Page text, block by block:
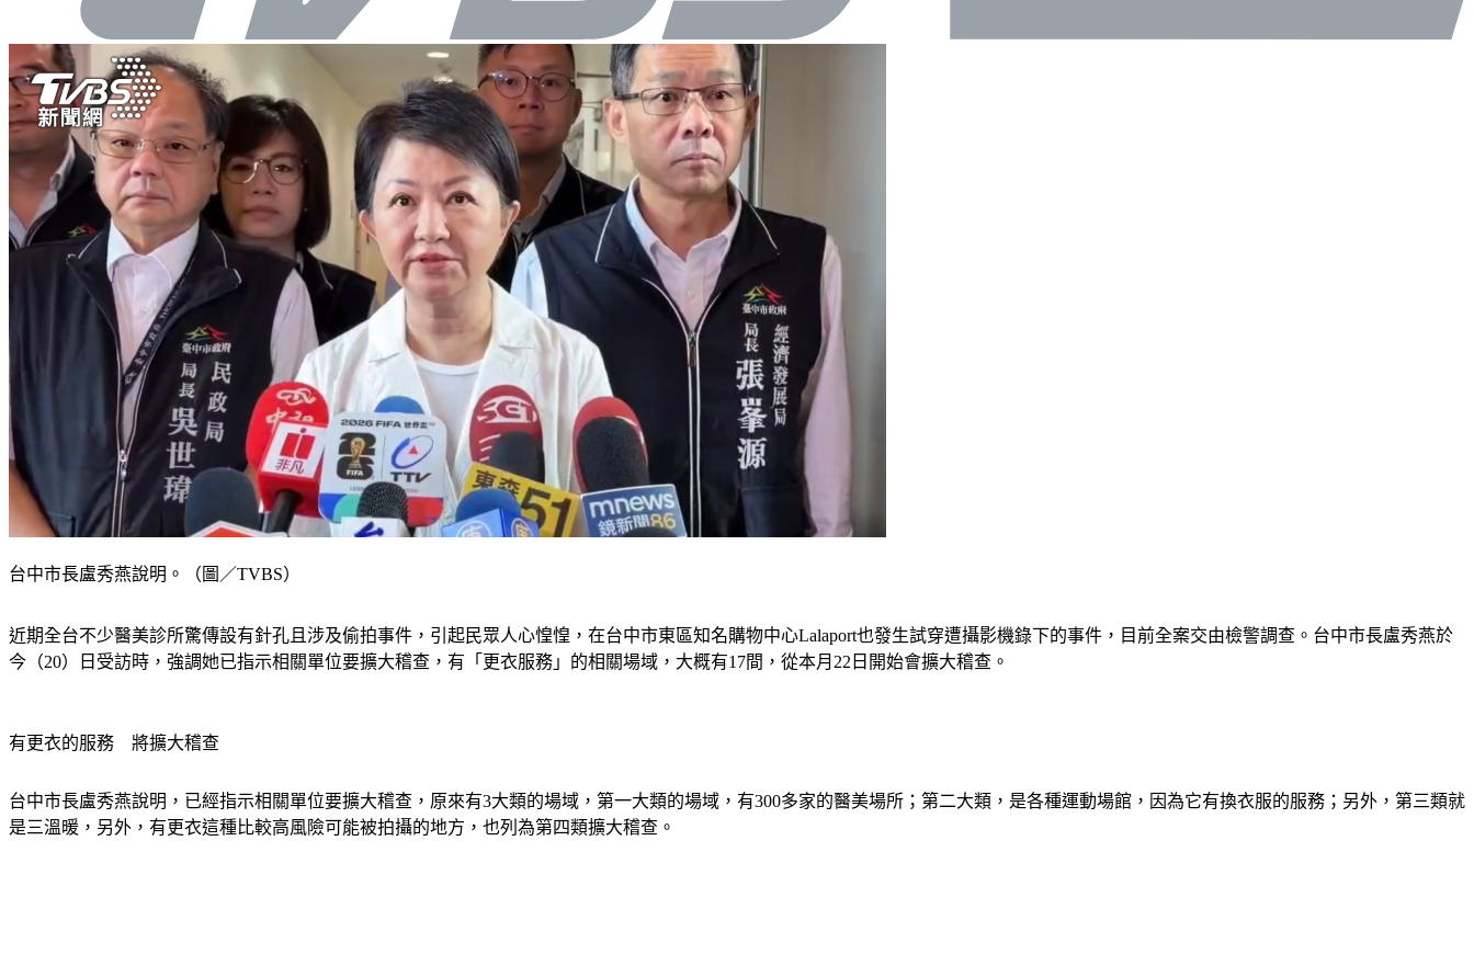
台中市長盧秀燕說明。（圖／TVBS）
近期全台不少醫美診所驚傳設有針孔且涉及偷拍事件，引起民眾人心惶惶，在台中市東區知名購物中心Lalaport也發生試穿遭攝影機錄下的事件，目前全案交由檢警調查。台中市長盧秀燕於
今（20）日受訪時，強調她已指示相關單位要擴大稽查，有「更衣服務」的相關場域，大概有17間，從本月22日開始會擴大稽查。
有更衣的服務　將擴大稽查
台中市長盧秀燕說明，已經指示相關單位要擴大稽查，原來有3大類的場域，第一大類的場域，有300多家的醫美場所；第二大類，是各種運動場館，因為它有換衣服的服務；另外，第三類就
是三溫暖，另外，有更衣這種比較高風險可能被拍攝的地方，也列為第四類擴大稽查。